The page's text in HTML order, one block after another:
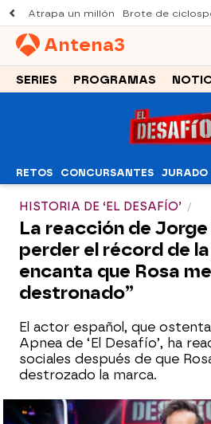
Atrapa un millón Brote de
Antena3
SERIES PROGRAMAS
RETOS CONCURSANTES JURADO
HISTORIA DE ‘EL DESAFÍO’
La reacción de Jorge
perder el récord de
encanta que Rosa
destronado”
El actor español, que
Apnea de ‘El Desafío’, ha
sociales después de que
destrozado la marca.